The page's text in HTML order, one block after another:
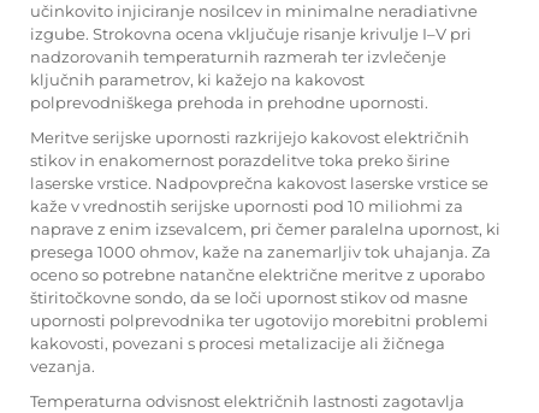
učinkovito injiciranje nosilcev in minimalne neradiativne
izgube. Strokovna ocena vključuje risanje krivulje I–V pri
nadzorovanih temperaturnih razmerah ter izvlečenje
ključnih parametrov, ki kažejo na kakovost
polprevodniškega prehoda in prehodne upornosti.
Meritve serijske upornosti razkrijejo kakovost električnih
stikov in enakomernost porazdelitve toka preko širine
laserske vrstice. Nadpovprečna kakovost laserske vrstice se
kaže v vrednostih serijske upornosti pod 10 miliohmi za
naprave z enim izsevalcem, pri čemer paralelna upornost, ki
presega 1000 ohmov, kaže na zanemarljiv tok uhajanja. Za
oceno so potrebne natančne električne meritve z uporabo
štiritočkovne sondo, da se loči upornost stikov od masne
upornosti polprevodnika ter ugotovijo morebitni problemi
kakovosti, povezani s procesi metalizacije ali žičnega
vezanja.
Temperaturna odvisnost električnih lastnosti zagotavlja